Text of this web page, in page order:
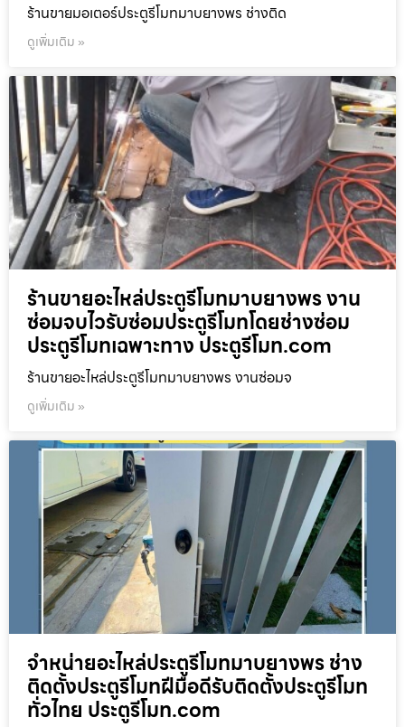
ร้านขายมอเตอร์ประตูรีโมทมาบยางพร ช่างติด
ดูเพิ่มเติม »
ร้านขายอะไหล่ประตูรีโมทมาบยางพร งาน
ซ่อมจบไวรับซ่อมประตูรีโมทโดยช่างซ่อม
ประตูรีโมทเฉพาะทาง ประตูรีโมท.com
ร้านขายอะไหล่ประตูรีโมทมาบยางพร งานซ่อมจ
ดูเพิ่มเติม »
จำหน่ายอะไหล่ประตูรีโมทมาบยางพร ช่าง
ติดตั้งประตูรีโมทฝีมือดีรับติดตั้งประตูรีโมท
ทั่วไทย ประตูรีโมท.com